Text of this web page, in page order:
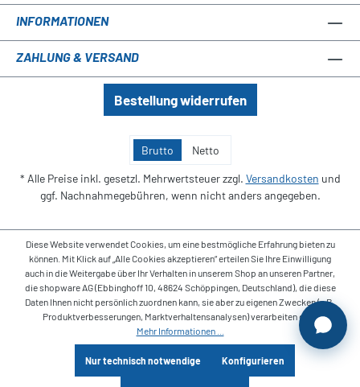
INFORMATIONEN
ZAHLUNG & VERSAND
Bestellung widerrufen
Brutto Netto
* Alle Preise inkl. gesetzl. Mehrwertsteuer zzgl. Versandkosten und
ggf. Nachnahmegebühren, wenn nicht anders angegeben.
Diese Website verwendet Cookies, um eine bestmögliche Erfahrung bieten zu
können. Mit Klick auf „Alle Cookies akzeptieren“ erteilen Sie Ihre Einwilligung
auch in die Weitergabe über Ihr Verhalten in unserem Shop an unseren Partner,
die shopware AG (Ebbinghoff 10, 48624 Schöppingen, Deutschland), die diese
Daten Ihnen nicht persönlich zuordnen kann, sie aber zu eigenen Zwecken (z.B.
Produktverbesserungen, Marktverhaltensanalysen) verarbeiten darf.
Mehr Informationen ...
Nur technisch notwendige Konfigurieren